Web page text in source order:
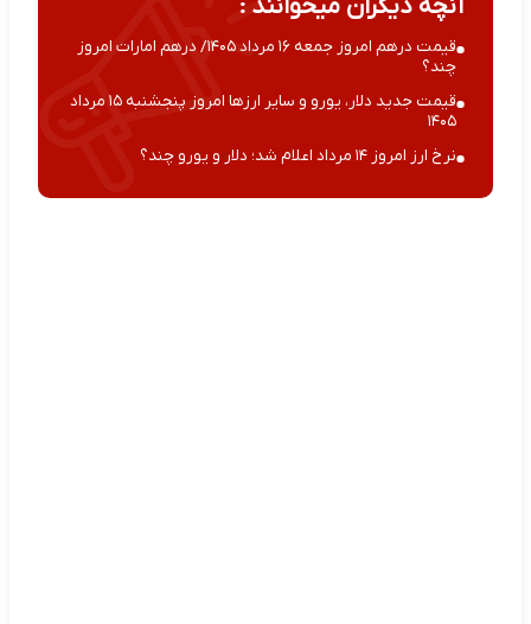
آنچه دیگران میخوانند :
قیمت درهم امروز جمعه ۱۶ مرداد ۱۴۰۵/ درهم امارات امروز
چند؟
قیمت جدید دلار، یورو و سایر ارزها امروز پنجشنبه ۱۵ مرداد
۱۴۰۵
نرخ ارز امروز ۱۴ مرداد اعلام شد؛ دلار و یورو چند؟